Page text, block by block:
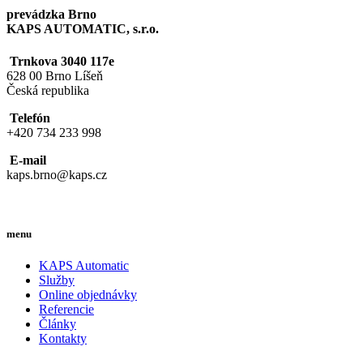
prevádzka Brno
KAPS AUTOMATIC, s.r.o.
Trnkova 3040 117e
628 00 Brno Líšeň
Česká republika
Telefón
+420 734 233 998
E-mail
kaps.brno@kaps.cz
menu
KAPS Automatic
Služby
Online objednávky
Referencie
Články
Kontakty